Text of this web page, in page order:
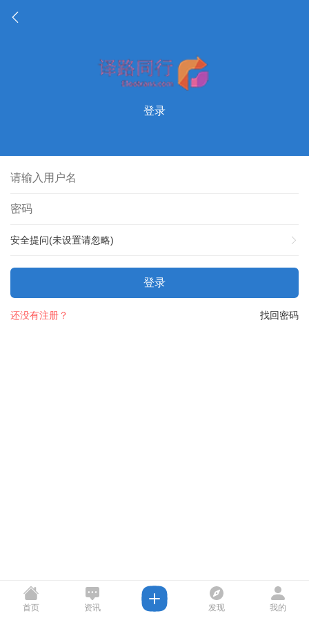
登录
安全提问(未设置请忽略)
登录
找回密码
还没有注册？
首页 资讯 发现 我的